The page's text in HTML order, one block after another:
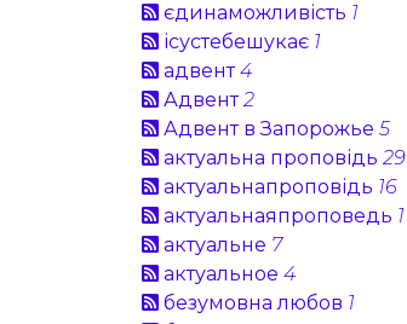
єдинаможливість 1
ісустебешукає 1
адвент 4
Адвент 2
Адвент в Запорожье 5
актуальна проповідь 29
актуальнапроповідь 16
актуальнаяпроповедь 1
актуальне 7
актуальное 4
безумовна любов 1